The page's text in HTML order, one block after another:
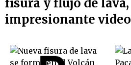
fisura y flujo de lava,
impresionante video